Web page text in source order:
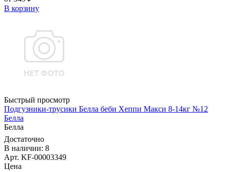
В корзину
Быстрый просмотр
Подгузники-трусики Белла беби Хеппи Макси 8-14кг №12
Белла
Белла
Достаточно
В наличии: 8
Арт. KF-00003349
Цена